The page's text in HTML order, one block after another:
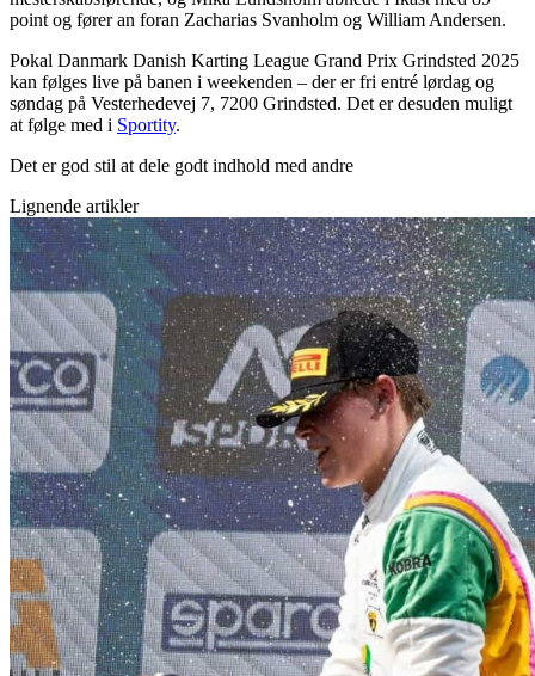
point og fører an foran Zacharias Svanholm og William Andersen.
Pokal Danmark Danish Karting League Grand Prix Grindsted 2025
kan følges live på banen i weekenden – der er fri entré lørdag og
søndag på Vesterhedevej 7, 7200 Grindsted. Det er desuden muligt
at følge med i Sportity.
Det er god stil at dele godt indhold med andre
Lignende artikler